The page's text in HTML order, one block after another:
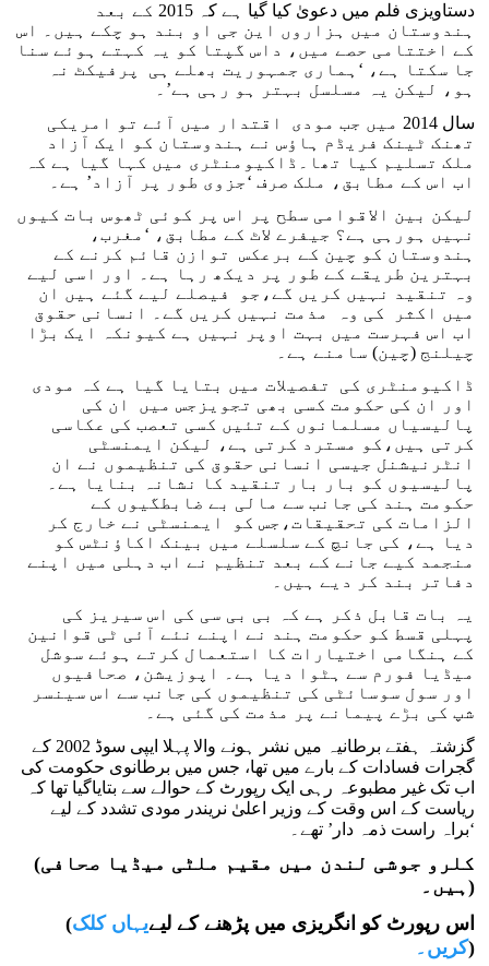
دستاویزی فلم میں دعویٰ کیا گیا ہے کہ 2015 کے بعد
ہندوستان میں ہزاروں این جی او بند ہو چکے ہیں۔ اس
کے اختتامی حصے میں، داس گپتا کو یہ کہتے ہوئے سنا
جا سکتا ہے، ‘ہماری جمہوریت بھلے ہی پرفیکٹ نہ
ہو، لیکن یہ مسلسل بہتر ہو رہی ہے’۔
سال 2014 میں جب مودی اقتدار میں آئے تو امریکی
تھنک ٹینک فریڈم ہاؤس نے ہندوستان کو ایک آزاد
ملک تسلیم کیا تھا۔ڈاکیومنٹری میں کہا گیا ہے کہ
اب اس کے مطابق، ملک صرف ‘جزوی طور پر آزاد’ ہے۔
لیکن بین الاقوامی سطح پر اس پر کوئی ٹھوس بات کیوں
نہیں ہورہی ہے؟ جیفرے لاٹ کے مطابق، ‘مغرب،
ہندوستان کو چین کے برعکس توازن قائم کرنے کے
بہترین طریقے کے طور پر دیکھ رہا ہے۔ اور اسی لیے
وہ تنقید نہیں کریں گے،جو فیصلے لیے گئے ہیں ان
میں اکثر کی وہ مذمت نہیں کریں گے۔ انسانی حقوق
اب اس فہرست میں بہت اوپر نہیں ہے کیونکہ ایک بڑا
چیلنج (چین) سامنے ہے۔
ڈاکیومنٹری کی تفصیلات میں بتایا گیا ہے کہ مودی
اور ان کی حکومت کسی بھی تجویزجس میں ان کی
پالیسیاں مسلمانوں کے تئیں کسی تعصب کی عکاسی
کرتی ہیں،کو مسترد کرتی ہے، لیکن ایمنسٹی
انٹرنیشنل جیسی انسانی حقوق کی تنظیموں نے ان
پالیسیوں کو بار بار تنقید کا نشانہ بنایا ہے۔
حکومت ہند کی جانب سے مالی بے ضابطگیوں کے
الزامات کی تحقیقات،جس کو ایمنسٹی نے خارج کر
دیا ہے، کی جانچ کے سلسلے میں بینک اکاؤنٹس کو
منجمد کیے جانے کے بعد تنظیم نے اب دہلی میں اپنے
دفاتر بند کر دیے ہیں۔
یہ بات قابل ذکر ہے کہ بی بی سی کی اس سیریز کی
پہلی قسط کو حکومت ہند نے اپنے نئے آئی ٹی قوانین
کے ہنگامی اختیارات کا استعمال کرتے ہوئے سوشل
میڈیا فورم سے ہٹوا دیا ہے۔ اپوزیشن، صحافیوں
اور سول سوسائٹی کی تنظیموں کی جانب سے اس سینسر
شپ کی بڑے پیمانے پر مذمت کی گئی ہے۔
گزشتہ ہفتے برطانیہ میں نشر ہونے والا پہلا ایپی سوڈ 2002 کے
گجرات فسادات کے بارے میں تھا، جس میں برطانوی حکومت کی
اب تک غیر مطبوعہ رہی ایک رپورٹ کے حوالے سے بتایاگیا تھا کہ
ریاست کے اس وقت کے وزیر اعلیٰ نریندر مودی تشدد کے لیے
‘براہ راست ذمہ دار’ تھے۔
(کلرو جوشی لندن میں مقیم ملٹی میڈیا صحافی
ہیں۔)
(اس رپورٹ کو انگریزی میں پڑھنے کے لیےیہاں کلک
کریں۔)